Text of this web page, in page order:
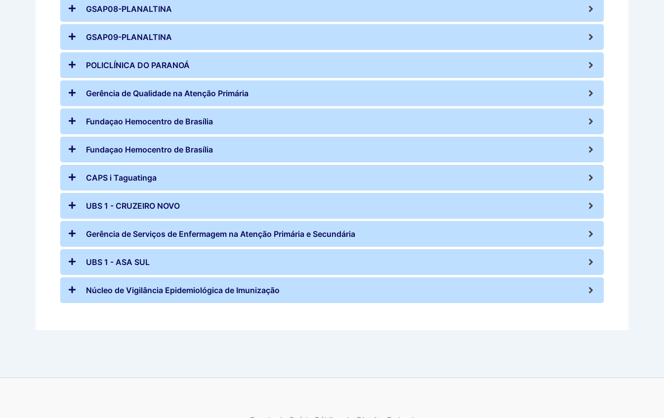
GSAP08-PLANALTINA
GSAP09-PLANALTINA
POLICLÍNICA DO PARANOÁ
Gerência de Qualidade na Atenção Primária
Fundaçao Hemocentro de Brasília
Fundaçao Hemocentro de Brasília
CAPS i Taguatinga
UBS 1 - CRUZEIRO NOVO
Gerência de Serviços de Enfermagem na Atenção Primária e Secundária
UBS 1 - ASA SUL
Núcleo de Vigilância Epidemiológica de Imunização